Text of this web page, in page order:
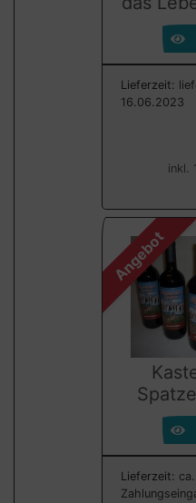
Lieferzeit:
16.06.2023
inkl.
Angebot
Lieferzeit: